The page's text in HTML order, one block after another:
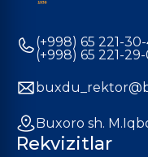
(+998) 65 221-
(+998) 65 221-
Buxoro sh.
Rekvizitlar